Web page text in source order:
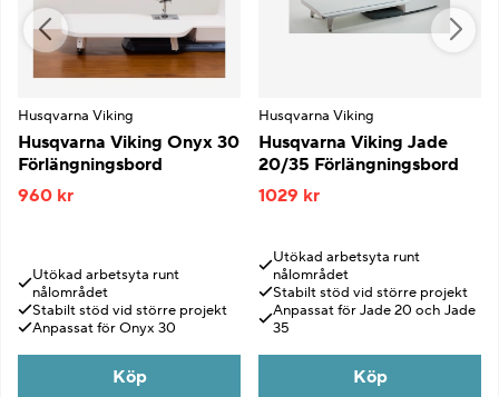
Husqvarna Viking
Husqvarna Viking Onyx 30
Förlängningsbord
960 kr
Utökad arbetsyta runt
nålområdet
Stabilt stöd vid större projekt
Anpassat för Onyx 30
Köp
Husqvarna Viking
Husqvarna Viking Jade
20/35 Förlängningsbord
1029 kr
Utökad arbetsyta runt
nålområdet
Stabilt stöd vid större projekt
Anpassat för Jade 20 och Jade
35
Köp